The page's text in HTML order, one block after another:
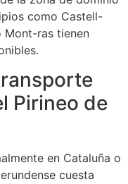
como Castell-
Mont-ras tienen
Pirineo de
en Cataluña o
cuesta